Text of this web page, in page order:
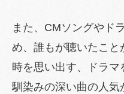
また、CMソングやド
め、誰もが聴いたこと
時を思い出す、ドラ
馴染みの深い曲の人気